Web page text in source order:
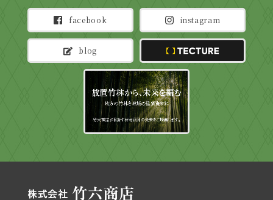
facebook instagram
blog TECTURE